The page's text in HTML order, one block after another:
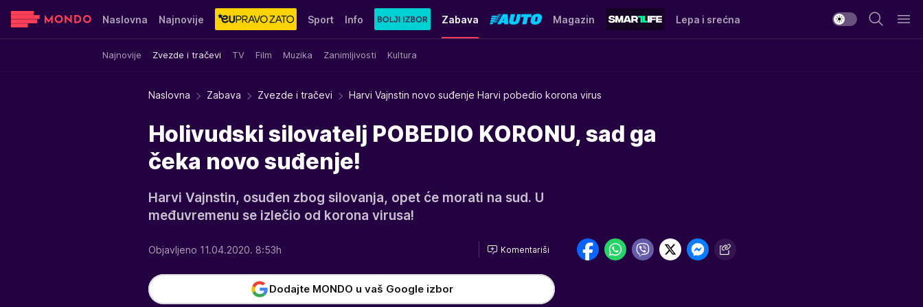
Naslovna Najnovije Sport Info Zabava
Najnovije Zvezde i tračevi TV Film Muzika Zanimljivosti Kultura
Magazin Lepa i srećna
Sensa Stvar ukusa Yumama
Naslovna Zabava Zvezde i tračevi Harvi Vajnstin novo suđenje Harvi pobedio korona virus
Holivudski silovatelj POBEDIO KORONU, sad ga
čeka novo suđenje!
Harvi Vajnstin, osuđen zbog silovanja, opet će morati na sud. U
međuvremenu se izlečio od korona virusa!
Objavljeno 11.04.2020. 8:53h Komentariši
Dodajte MONDO u vaš Google izbor